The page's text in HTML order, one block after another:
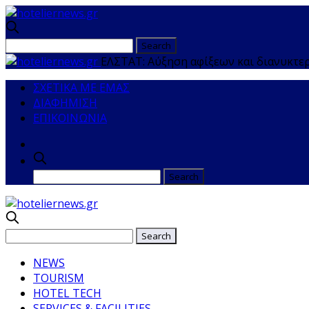
ΕΛΣΤΑΤ: Αύξηση αφίξεων και
ΣΧΕΤΙΚΑ ΜΕ ΕΜΑΣ
ΔΙΑΦΗΜΙΣΗ
ΕΠΙΚΟΙΝΩΝΙΑ
NEWS
TOURISM
HOTEL TECH